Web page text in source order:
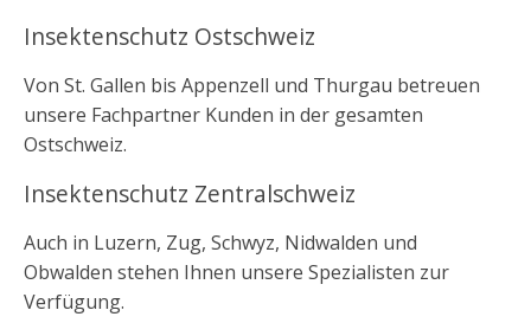
Insektenschutz Ostschweiz
Von St. Gallen bis Appenzell und Thurgau betreuen
unsere Fachpartner Kunden in der gesamten
Ostschweiz.
Insektenschutz Zentralschweiz
Auch in Luzern, Zug, Schwyz, Nidwalden und
Obwalden stehen Ihnen unsere Spezialisten zur
Verfügung.